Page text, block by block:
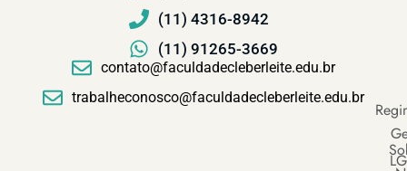
(11) 4316-8942
(11) 91265-3669
contato@faculdadecleberleite.edu.br
trabalheconosco@faculdadecleberleite.edu.br